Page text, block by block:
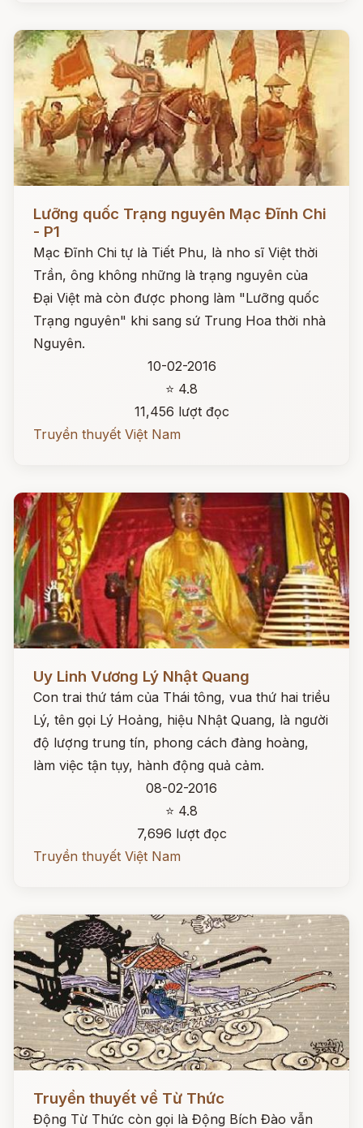
Lưỡng quốc Trạng nguyên Mạc Đĩnh Chi
- P1
Mạc Đĩnh Chi tự là Tiết Phu, là nho sĩ Việt thời
Trần, ông không những là trạng nguyên của
Đại Việt mà còn được phong làm "Lưỡng quốc
Trạng nguyên" khi sang sứ Trung Hoa thời nhà
Nguyên.
10-02-2016
⭐ 4.8
11,456 lượt đọc
Truyền thuyết Việt Nam
Uy Linh Vương Lý Nhật Quang
Con trai thứ tám của Thái tông, vua thứ hai triều
Lý, tên gọi Lý Hoảng, hiệu Nhật Quang, là người
độ lượng trung tín, phong cách đàng hoàng,
làm việc tận tụy, hành động quả cảm.
08-02-2016
⭐ 4.8
7,696 lượt đọc
Truyền thuyết Việt Nam
Đọc ngay
Truyền thuyết về Từ Thức
Động Từ Thức còn gọi là Động Bích Đào vẫn